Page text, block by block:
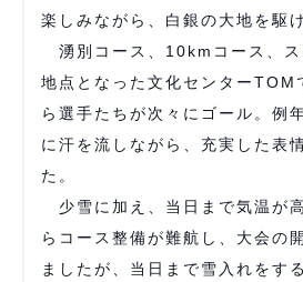
楽しみながら、白銀の大地を駆
湧別コース、10kmコース、ス
地点となった文化センターTOM
ら選手たちが次々にゴール。例
に汗を流しながら、充実した表
た。
少雪に加え、当日まで気温が
らコース整備が難航し、大会の
ましたが、当日まで雪入れをす